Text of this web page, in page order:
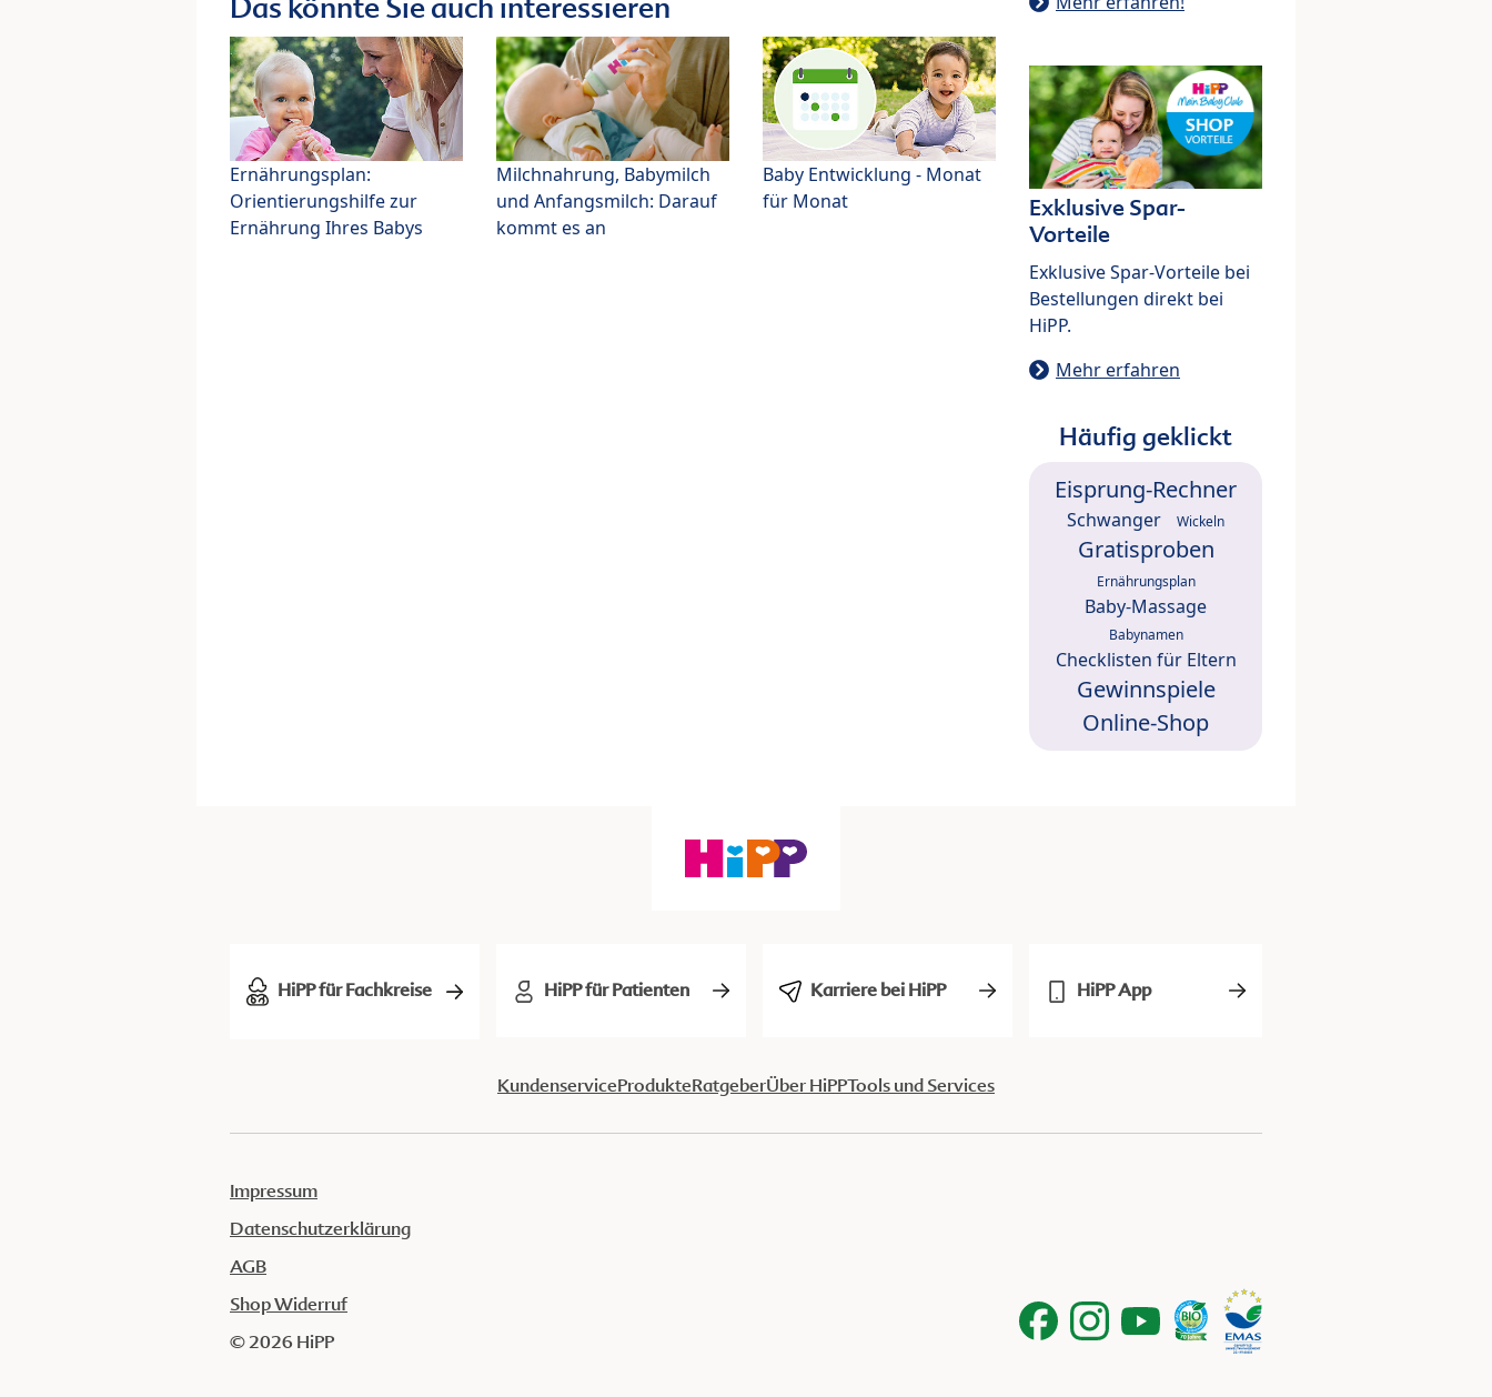
Das könnte Sie auch interessieren
Ernährungsplan:
Orientierungshilfe zur
Ernährung Ihres Babys
Milchnahrung, Babymilch
und Anfangsmilch: Darauf
kommt es an
Baby Entwicklung - Monat
für Monat
Exklusive Spar-
Vorteile
Exklusive Spar-Vorteile bei
Bestellungen direkt bei
HiPP.
Mehr erfahren
Häufig geklickt
Eisprung-Rechner
Schwanger Wickeln
Gratisproben
Ernährungsplan
Baby-Massage
Babynamen
Checklisten für Eltern
Gewinnspiele
Online-Shop
HiPP für Fachkreise HiPP für Patienten Karriere bei HiPP HiPP App
KundenserviceProdukteRatgeberÜber HiPPTools und Services
Impressum
Datenschutzerklärung
AGB
Shop Widerruf
© 2026 HiPP